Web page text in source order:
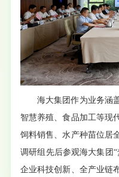
海大集团作为业务涵
智慧养殖、食品加工等现
饲料销售、水产种苗位居
调研组先后参观海大集团
企业科技创新、全产业链